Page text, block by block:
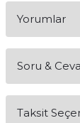
Yorumlar
Soru &
Taksit